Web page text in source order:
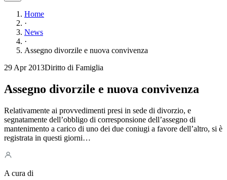
Home
·
News
·
Assegno divorzile e nuova convivenza
29 Apr 2013Diritto di Famiglia
Assegno divorzile e nuova convivenza
Relativamente ai provvedimenti presi in sede di divorzio, e
segnatamente dell’obbligo di corresponsione dell’assegno di
mantenimento a carico di uno dei due coniugi a favore dell’altro, si è
registrata in questi giorni…
A cura di